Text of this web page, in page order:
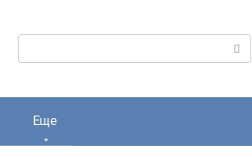
Еще